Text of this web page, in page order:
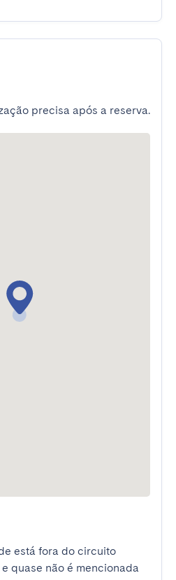
precisa após a reserva.
está fora do circuito
quase não é mencionada